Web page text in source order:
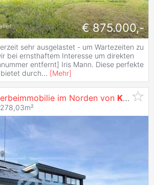
€ 875.000,-
sehr ausgelastet - um Wartezeiten zu
bei ernsthaftem Interesse um direkten
entfernt] Iris Mann. Diese perfekte
durch... [Mehr]
im Norden von Klagenfurt